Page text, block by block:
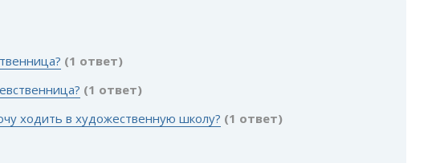
(1 ответ)
(1 ответ)
ходить в художественную школу? (1 ответ)